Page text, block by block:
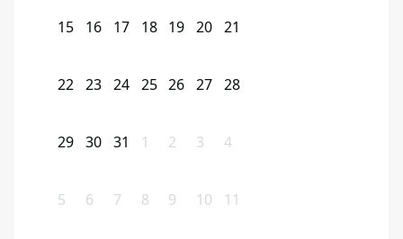
15 16 17 18 19 20 21
22 23 24 25 26 27 28
29 30 31 1 2 3 4
5 6 7 8 9 10 11